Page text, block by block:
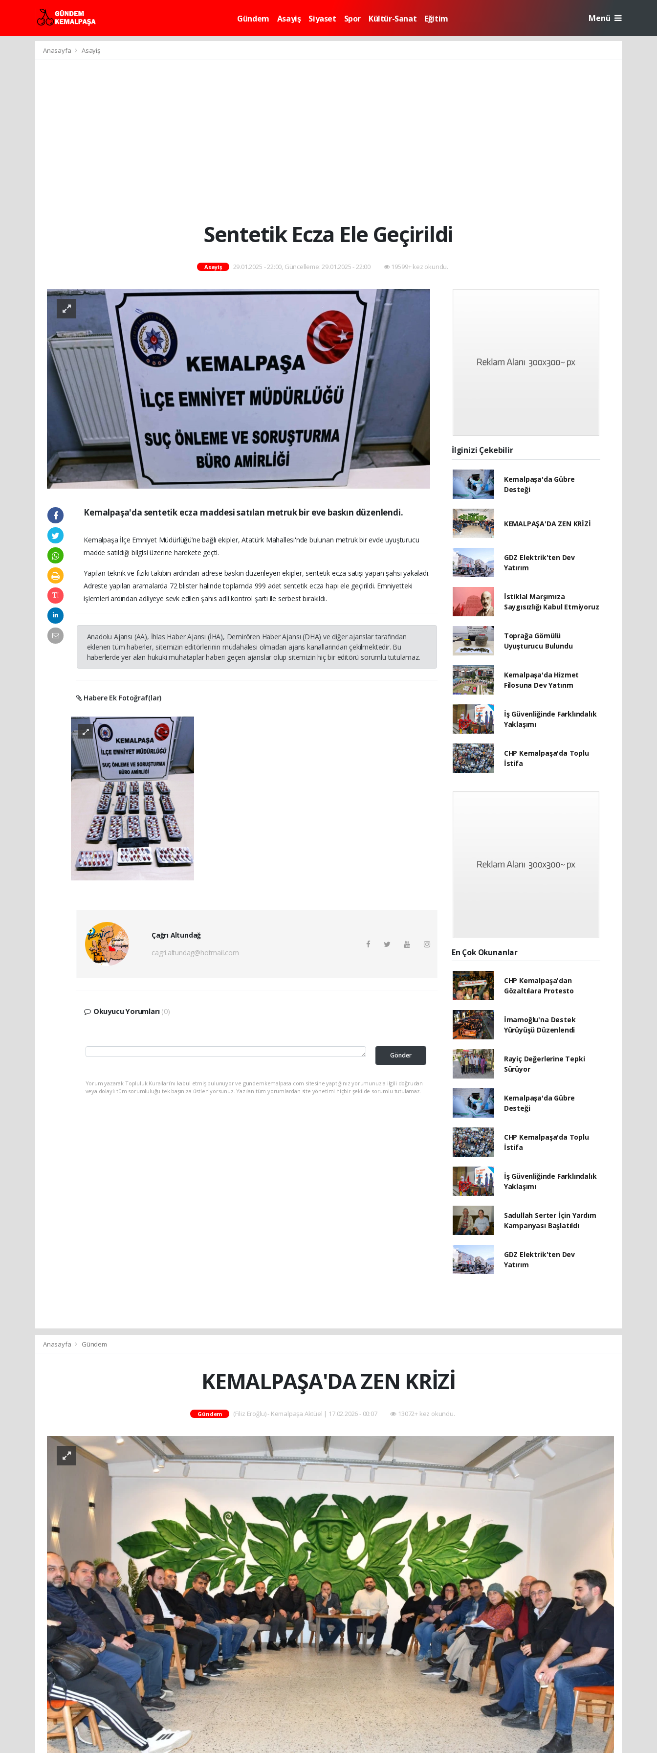
Gündem Asayiş Siyaset Spor Kültür-Sanat Eğitim Menü
Anasayfa Asayiş
Sentetik Ecza Ele Geçirildi
Asayiş 29.01.2025 - 22:00, Güncelleme: 29.01.2025 - 22:00 19599+ kez okundu.
Kemalpaşa'da sentetik ecza maddesi satılan metruk bir eve baskın düzenlendi.
Kemalpaşa İlçe Emniyet Müdürlüğü’ne bağlı ekipler, Atatürk Mahallesi'nde bulunan metruk bir evde uyuşturucu
madde satıldığı bilgisi üzerine harekete geçti.
Yapılan teknik ve fiziki takibin ardından adrese baskın düzenleyen ekipler, sentetik ecza satışı yapan şahsı yakaladı.
Adreste yapılan aramalarda 72 blister halinde toplamda 999 adet sentetik ecza hapı ele geçirildi. Emniyetteki
işlemleri ardından adliyeye sevk edilen şahıs adli kontrol şartı ile serbest bırakıldı.
Anadolu Ajansı (AA), İhlas Haber Ajansı (İHA), Demirören Haber Ajansı (DHA) ve diğer ajanslar tarafından
eklenen tüm haberler, sitemizin editörlerinin müdahalesi olmadan ajans kanallarından çekilmektedir. Bu
haberlerde yer alan hukuki muhataplar haberi geçen ajanslar olup sitemizin hiç bir editörü sorumlu tutulamaz.
Habere Ek Fotoğraf(lar)
Çağrı Altundağ
cagri.altundag@hotmail.com
Okuyucu Yorumları (0)
Gönder
Yorum yazarak Topluluk Kuralları’nı kabul etmiş bulunuyor ve gundemkemalpasa.com sitesine yaptığınız yorumunuzla ilgili doğrudan
veya dolaylı tüm sorumluluğu tek başınıza üstleniyorsunuz. Yazılan tüm yorumlardan site yönetimi hiçbir şekilde sorumlu tutulamaz.
İlginizi Çekebilir
Kemalpaşa'da Gübre
Desteği
KEMALPAŞA'DA ZEN KRİZİ
GDZ Elektrik'ten Dev
Yatırım
İstiklal Marşımıza
Saygısızlığı Kabul Etmiyoruz
Toprağa Gömülü
Uyuşturucu Bulundu
Kemalpaşa'da Hizmet
Filosuna Dev Yatırım
İş Güvenliğinde Farklındalık
Yaklaşımı
CHP Kemalpaşa'da Toplu
İstifa
En Çok Okunanlar
CHP Kemalpaşa'dan
Gözaltılara Protesto
İmamoğlu'na Destek
Yürüyüşü Düzenlendi
Rayiç Değerlerine Tepki
Sürüyor
Kemalpaşa'da Gübre
Desteği
CHP Kemalpaşa'da Toplu
İstifa
İş Güvenliğinde Farklındalık
Yaklaşımı
Sadullah Serter İçin Yardım
Kampanyası Başlatıldı
GDZ Elektrik'ten Dev
Yatırım
Anasayfa Gündem
KEMALPAŞA'DA ZEN KRİZİ
Gündem (Filiz Eroğlu) - Kemalpaşa Aktüel | 17.02.2026 - 00:07 13072+ kez okundu.